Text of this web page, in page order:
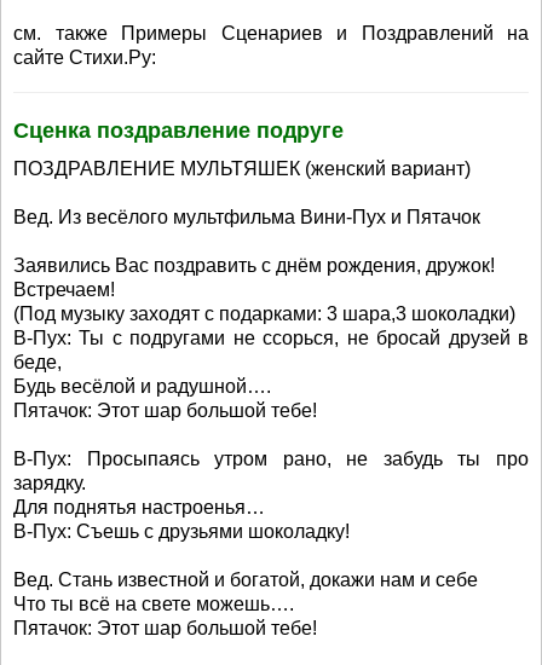
см. также Примеры Сценариев и Поздравлений на
сайте Стихи.Ру:
Сценка поздравление подруге
ПОЗДРАВЛЕНИЕ МУЛЬТЯШЕК (женский вариант)
Вед. Из весёлого мультфильма Вини-Пух и Пятачок
Заявились Вас поздравить с днём рождения, дружок!
Встречаем!
(Под музыку заходят с подарками: 3 шара,3 шоколадки)
В-Пух: Ты с подругами не ссорься, не бросай друзей в
беде,
Будь весёлой и радушной….
Пятачок: Этот шар большой тебе!
В-Пух: Просыпаясь утром рано, не забудь ты про
зарядку.
Для поднятья настроенья…
В-Пух: Съешь с друзьями шоколадку!
Вед. Стань известной и богатой, докажи нам и себе
Что ты всё на свете можешь….
Пятачок: Этот шар большой тебе!